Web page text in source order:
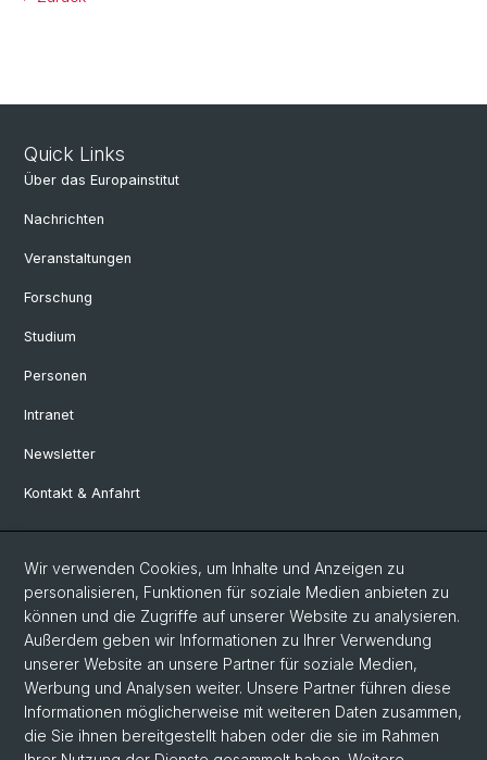
Quick Links
Über das Europainstitut
Nachrichten
Veranstaltungen
Forschung
Studium
Personen
Intranet
Newsletter
Kontakt & Anfahrt
Social Media
Facebook
LinkedIn
Instagram
Wir verwenden Cookies, um Inhalte und Anzeigen zu
personalisieren, Funktionen für soziale Medien anbieten zu
können und die Zugriffe auf unserer Website zu analysieren.
Außerdem geben wir Informationen zu Ihrer Verwendung
unserer Website an unsere Partner für soziale Medien,
Werbung und Analysen weiter. Unsere Partner führen diese
Informationen möglicherweise mit weiteren Daten zusammen,
die Sie ihnen bereitgestellt haben oder die sie im Rahmen